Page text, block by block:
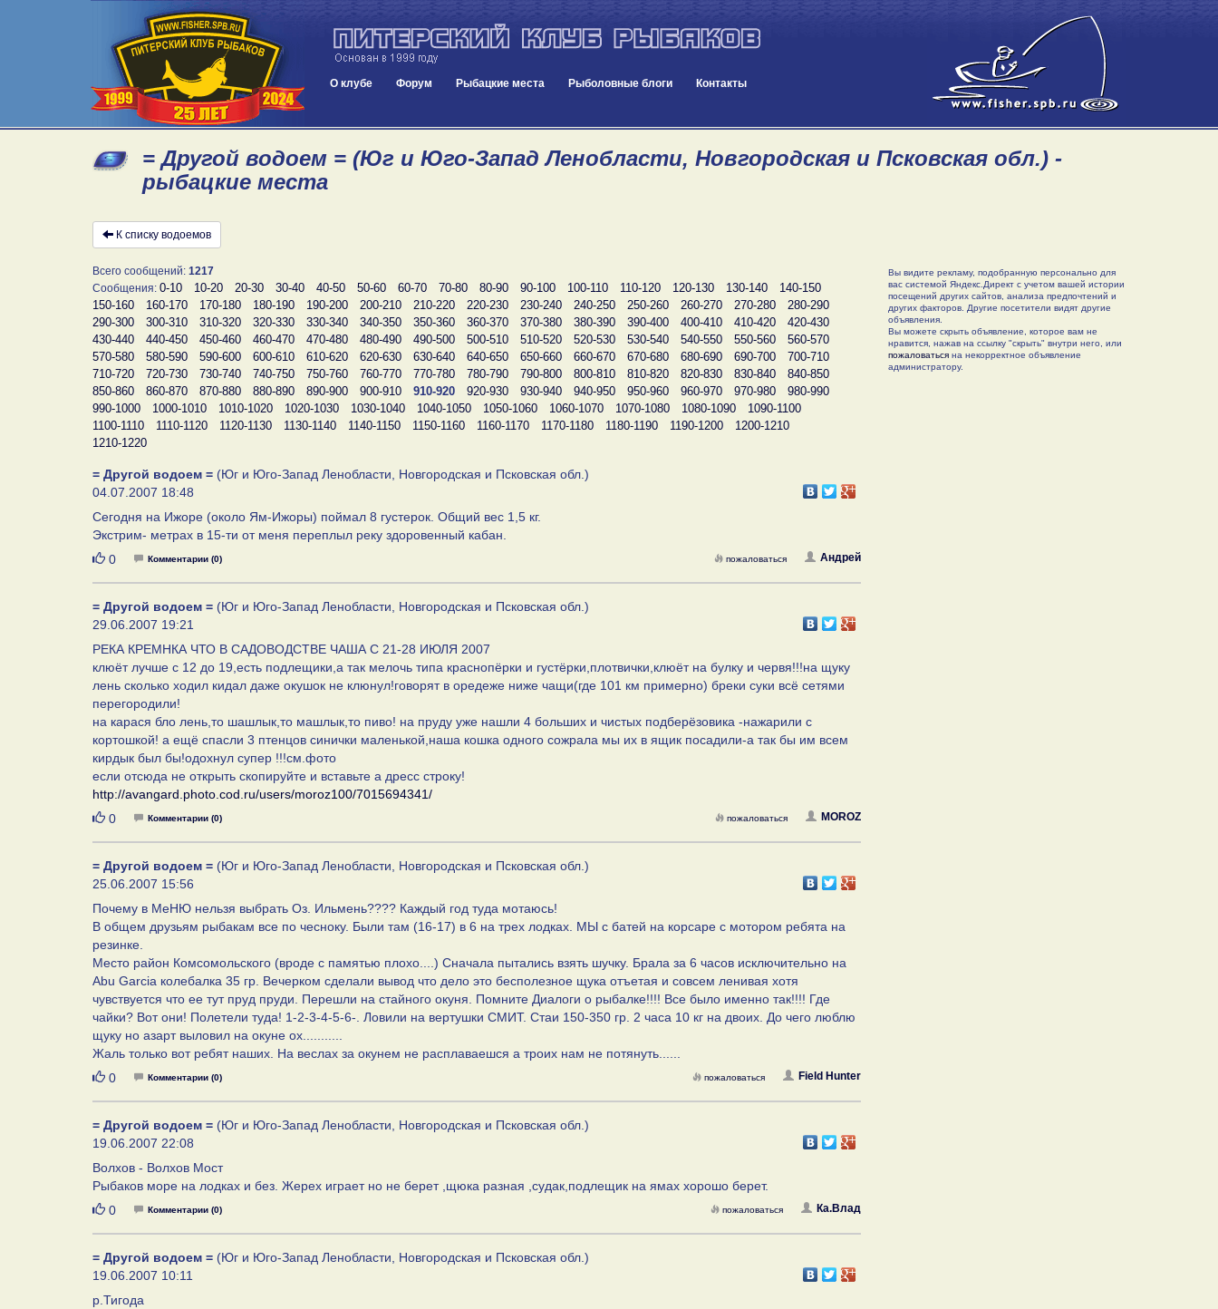
О клубе Форум Рыбацкие места Рыболовные блоги Контакты
= Другой водоем = (Юг и Юго-Запад Ленобласти, Новгородская и Псковская обл.) -
рыбацкие места
К списку водоемов
Всего сообщений: 1217
Сообщения: 0-10 10-20 20-30 30-40 40-50 50-60 60-70 70-80 80-90 90-100 100-110 110-120 120-130 130-140
140-150
150-160
160-170 170-180 180-190 190-200 200-210 210-220 220-230 230-240 240-250 250-260 260-270 270-280
280-290
290-300
300-310 310-320 320-330 330-340 340-350 350-360 360-370 370-380 380-390 390-400 400-410 410-420
420-430
430-440
440-450 450-460 460-470 470-480 480-490 490-500 500-510 510-520 520-530 530-540 540-550 550-560
560-570
570-580
580-590 590-600 600-610 610-620 620-630 630-640 640-650 650-660 660-670 670-680 680-690 690-700
700-710
710-720
720-730 730-740 740-750 750-760 760-770 770-780 780-790 790-800 800-810 810-820 820-830 830-840
840-850
850-860
860-870 870-880 880-890 890-900 900-910 910-920 920-930 930-940 940-950 950-960 960-970 970-980
980-990
990-1000
1000-1010 1010-1020 1020-1030 1030-1040 1040-1050 1050-1060 1060-1070 1070-1080 1080-1090
1090-1100
1100-1110
1110-1120 1120-1130 1130-1140 1140-1150 1150-1160 1160-1170 1170-1180 1180-1190 1190-1200
1200-1210
1210-1220
= Другой водоем = (Юг и Юго-Запад Ленобласти, Новгородская и Псковская обл.)
04.07.2007 18:48
Сегодня на Ижоре (около Ям-Ижоры) поймал 8 густерок. Общий вес 1,5 кг.
Экстрим- метрах в 15-ти от меня переплыл реку здоровенный кабан.
Нравится
0 Комментарии (0) Андрей
пожаловаться
= Другой водоем = (Юг и Юго-Запад Ленобласти, Новгородская и Псковская обл.)
29.06.2007 19:21
РЕКА КРЕМНКА ЧТО В САДОВОДСТВЕ ЧАША С 21-28 ИЮЛЯ 2007
клюёт лучше с 12 до 19,есть подлещики,а так мелочь типа краснопёрки и густёрки,плотвички,клюёт на булку и червя!!!на щуку
лень сколько ходил кидал даже окушок не клюнул!говорят в оредеже ниже чащи(где 101 км примерно) бреки суки всё сетями
перегородили!
на карася бло лень,то шашлык,то машлык,то пиво! на пруду уже нашли 4 больших и чистых подберёзовика -нажарили с
кортошкой! а ещё спасли 3 птенцов синички маленькой,наша кошка одного сожрала мы их в ящик посадили-а так бы им всем
кирдык был бы!одохнул супер !!!см.фото
если отсюда не открыть скопируйте и вставьте а дресс строку!
http://avangard.photo.cod.ru/users/moroz100/7015694341/
Нравится
0 Комментарии (0) MOROZ
пожаловаться
= Другой водоем = (Юг и Юго-Запад Ленобласти, Новгородская и Псковская обл.)
25.06.2007 15:56
Почему в МеНЮ нельзя выбрать Оз. Ильмень???? Каждый год туда мотаюсь!
В общем друзьям рыбакам все по чесноку. Были там (16-17) в 6 на трех лодках. МЫ с батей на корсаре с мотором ребята на
резинке.
Место район Комсомольского (вроде с памятью плохо....) Сначала пытались взять шучку. Брала за 6 часов исключительно на
Abu Garcia колебалка 35 гр. Вечерком сделали вывод что дело это бесполезное щука отъетая и совсем ленивая хотя
чувствуется что ее тут пруд пруди. Перешли на стайного окуня. Помните Диалоги о рыбалке!!!! Все было именно так!!!! Где
чайки? Вот они! Полетели туда! 1-2-3-4-5-6-. Ловили на вертушки СМИТ. Стаи 150-350 гр. 2 часа 10 кг на двоих. До чего люблю
щуку но азарт выловил на окуне ох...........
Жаль только вот ребят наших. На веслах за окунем не расплаваешся а троих нам не потянуть......
Нравится
0 Комментарии (0) Field Hunter
пожаловаться
= Другой водоем = (Юг и Юго-Запад Ленобласти, Новгородская и Псковская обл.)
19.06.2007 22:08
Волхов - Волхов Мост
Рыбаков море на лодках и без. Жерех играет но не берет ,щюка разная ,судак,подлещик на ямах хорошо берет.
Нравится
0 Комментарии (0) Ка.Влад
пожаловаться
= Другой водоем = (Юг и Юго-Запад Ленобласти, Новгородская и Псковская обл.)
19.06.2007 10:11
р.Тигода
Вы видите рекламу, подобранную персонально для
вас системой Яндекс.Директ с учетом вашей истории
посещений других сайтов, анализа предпочтений и
других факторов. Другие посетители видят другие
объявления.
Вы можете скрыть объявление, которое вам не
нравится, нажав на ссылку "скрыть" внутри него, или
пожаловатьсяна некорректное объявление
администратору.